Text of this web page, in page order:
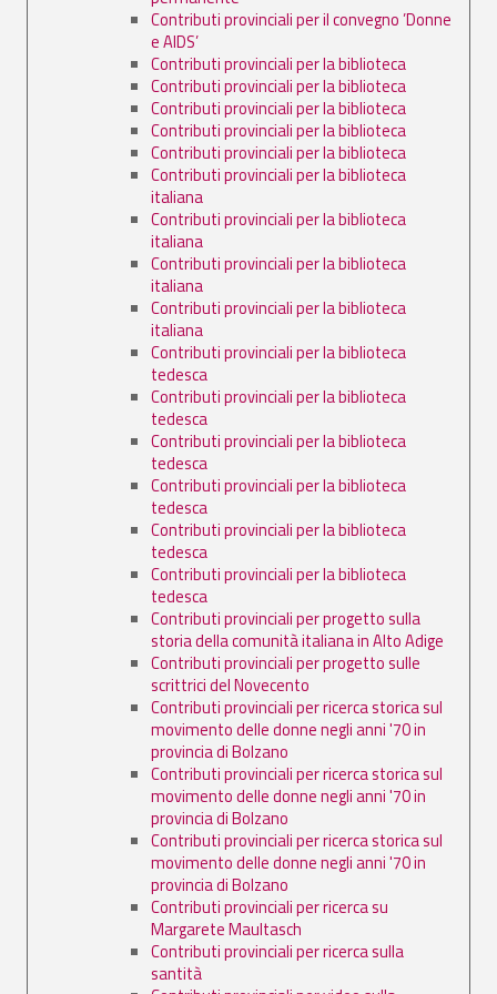
Contributi provinciali per il convegno ’Donne
e AIDS’
Contributi provinciali per la biblioteca
Contributi provinciali per la biblioteca
Contributi provinciali per la biblioteca
Contributi provinciali per la biblioteca
Contributi provinciali per la biblioteca
Contributi provinciali per la biblioteca
italiana
Contributi provinciali per la biblioteca
italiana
Contributi provinciali per la biblioteca
italiana
Contributi provinciali per la biblioteca
italiana
Contributi provinciali per la biblioteca
tedesca
Contributi provinciali per la biblioteca
tedesca
Contributi provinciali per la biblioteca
tedesca
Contributi provinciali per la biblioteca
tedesca
Contributi provinciali per la biblioteca
tedesca
Contributi provinciali per la biblioteca
tedesca
Contributi provinciali per progetto sulla
storia della comunità italiana in Alto Adige
Contributi provinciali per progetto sulle
scrittrici del Novecento
Contributi provinciali per ricerca storica sul
movimento delle donne negli anni '70 in
provincia di Bolzano
Contributi provinciali per ricerca storica sul
movimento delle donne negli anni '70 in
provincia di Bolzano
Contributi provinciali per ricerca storica sul
movimento delle donne negli anni '70 in
provincia di Bolzano
Contributi provinciali per ricerca su
Margarete Maultasch
Contributi provinciali per ricerca sulla
santità